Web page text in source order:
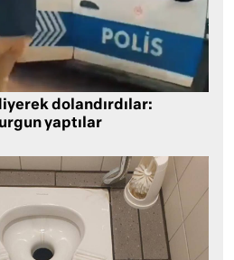
dolandırdılar:
yaptılar